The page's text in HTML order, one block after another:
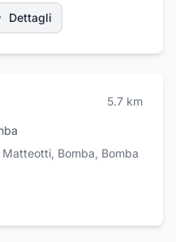
dell'installazione e
GPL, montaggi di
Ape, Quad.
Dettagli
5.7 km
Matteotti, Bomba, Bomba